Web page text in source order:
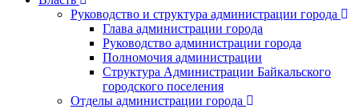
Руководство и структура администрации города
Глава администрации города
Руководство администрации города
Полномочия администрации
Структура Администрации Байкальского
городского поселения
Отделы администрации города